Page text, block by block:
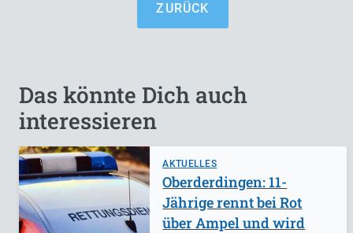
ZURÜCK
Das könnte Dich auch
interessieren
AKTUELLES
Oberderdingen: 11-
Jährige rennt bei Rot
über Ampel und wird